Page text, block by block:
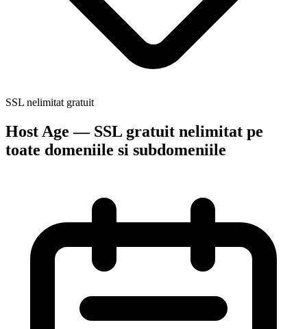
SSL nelimitat gratuit
Host Age — SSL gratuit nelimitat pe
toate domeniile si subdomeniile